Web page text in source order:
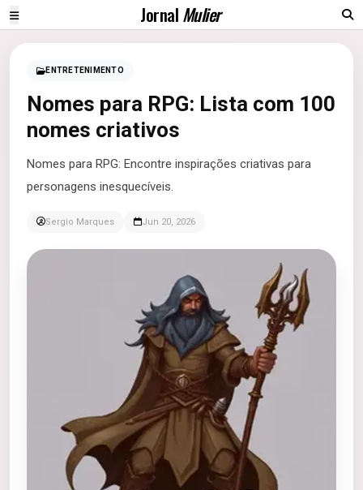
JornalMulier
ENTRETENIMENTO
Nomes para RPG: Lista com 100
nomes criativos
Nomes para RPG: Encontre inspirações criativas para
personagens inesquecíveis.
Sergio Marques Jun 20, 2026